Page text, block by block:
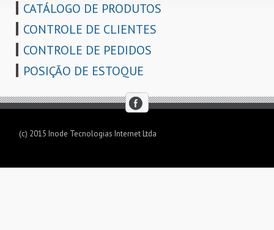
CATÁLOGO DE PRODUTOS
CONTROLE DE CLIENTES
CONTROLE DE PEDIDOS
POSIÇÃO DE ESTOQUE
(c) 2015 Inode Tecnologias Internet Ltda